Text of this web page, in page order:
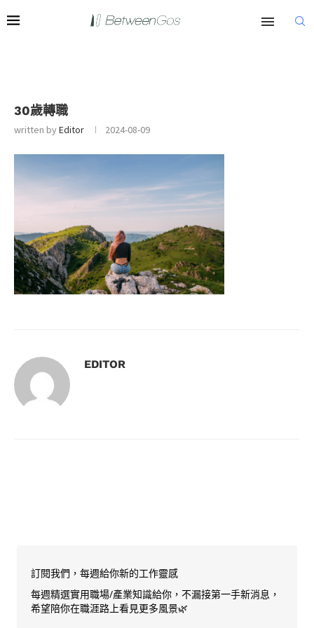
30歲轉職
written byEditor 2024-08-09
EDITOR
訂閱我們，每週給你新的工作靈感
每週精選實用職場/產業知識給你，不漏接第一手新消息，
希望陪你在職涯路上看見更多風景🌿